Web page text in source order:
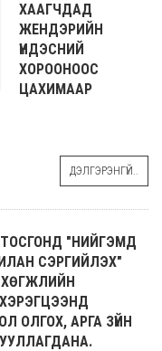
ХААГЧДАД
ЖЕНДЭРИЙН
ҮНДЭСНИЙ
ХОРООНООС
ЦАХИМААР
ДЭЛГЭРЭНГҮЙ..
ТОСГОНД "НИЙГЭМД
СЭРГИЙЛЭХ"
ОЛГОХ, АРГА ЗҮЙН